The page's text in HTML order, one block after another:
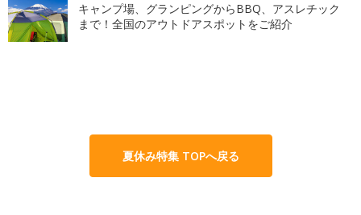
キャンプ場、グランピングからBBQ、アスレチック
まで！全国のアウトドアスポットをご紹介
夏休み特集 TOPへ戻る